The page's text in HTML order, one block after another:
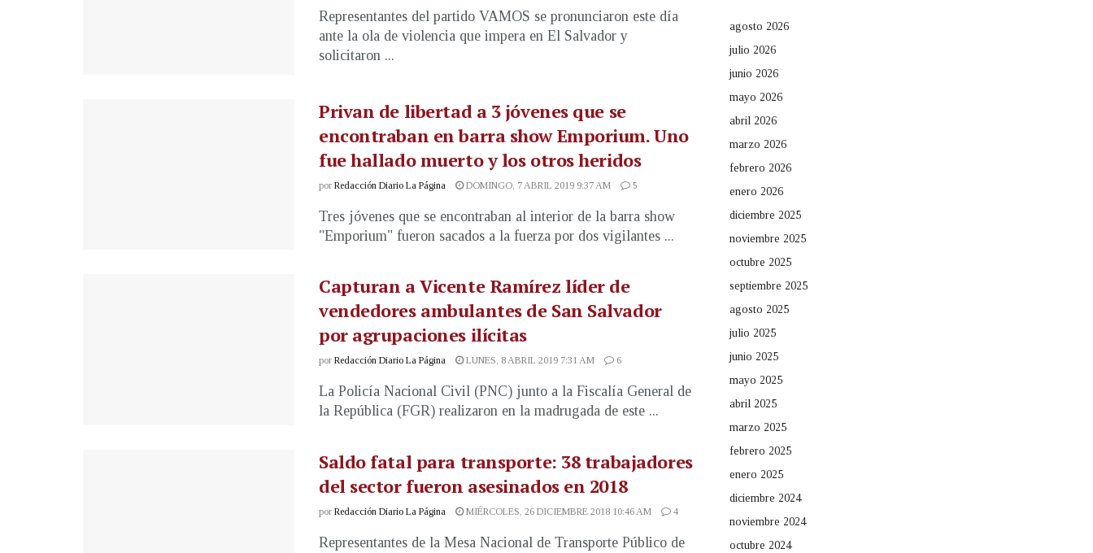
Representantes del partido VAMOS se pronunciaron este día
ante la ola de violencia que impera en El Salvador y
solicitaron ...
Privan de libertad a 3 jóvenes que se
encontraban en barra show Emporium. Uno
fue hallado muerto y los otros heridos
por Redacción Diario La Página DOMINGO, 7 ABRIL 2019 9:37 AM 5
Tres jóvenes que se encontraban al interior de la barra show
"Emporium" fueron sacados a la fuerza por dos vigilantes ...
Capturan a Vicente Ramírez líder de
vendedores ambulantes de San Salvador
por agrupaciones ilícitas
por Redacción Diario La Página LUNES, 8 ABRIL 2019 7:31 AM 6
La Policía Nacional Civil (PNC) junto a la Fiscalía General de
la República (FGR) realizaron en la madrugada de este ...
Saldo fatal para transporte: 38 trabajadores
del sector fueron asesinados en 2018
por Redacción Diario La Página MIÉRCOLES, 26 DICIEMBRE 2018 10:46 AM 4
Representantes de la Mesa Nacional de Transporte Público de
agosto 2026
julio 2026
junio 2026
mayo 2026
abril 2026
marzo 2026
febrero 2026
enero 2026
diciembre 2025
noviembre 2025
octubre 2025
septiembre 2025
agosto 2025
julio 2025
junio 2025
mayo 2025
abril 2025
marzo 2025
febrero 2025
enero 2025
diciembre 2024
noviembre 2024
octubre 2024